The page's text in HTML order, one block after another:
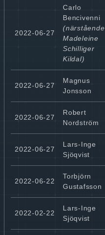
2022-06-27
Carlo
Bencivenni
Madeleine
Schilliger
Kildal)
2022-06-27
Magnus
Jonsson
2022-06-27
Robert
Nordström
2022-06-27
Lars-Inge
Sjöqvist
2022-06-22
Torbjörn
Gustafsson
2022-02-22
Lars-Inge
Sjöqvist